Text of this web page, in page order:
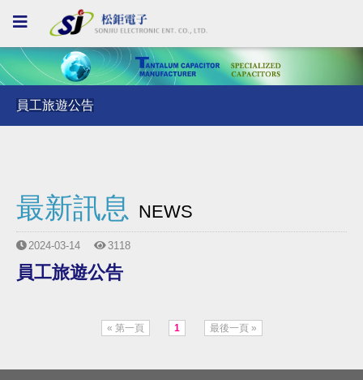
員工旅遊公告
員工旅遊公告
最新訊息 NEWS
2024-03-14 3118
員工旅遊公告
« 第一頁 1 最後一頁 »